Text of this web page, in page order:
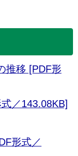
推移 [PDF形
／143.08KB]
形式／